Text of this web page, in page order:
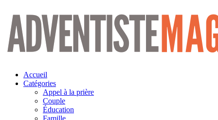
Aller
contenu
Accueil
Catégories
Appel à la prière
Couple
Éducation
Famille